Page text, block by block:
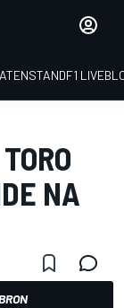
STANDF1
NA